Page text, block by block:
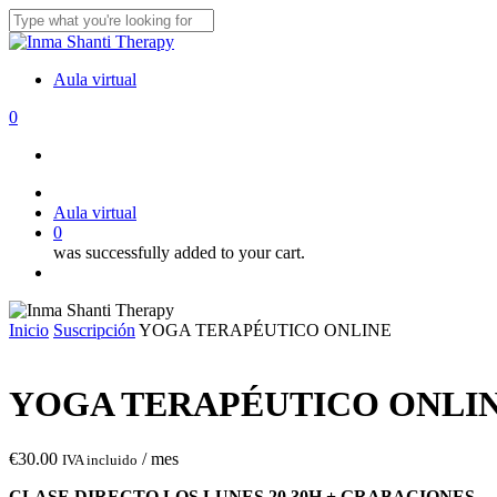
Skip
to
content
Close
Aula virtual
0
Aula virtual
0
was successfully added to your cart.
Inicio Suscripción YOGA TERAPÉUTICO ONLINE
YOGA TERAPÉUTICO
€30.00 IVA incluido / mes